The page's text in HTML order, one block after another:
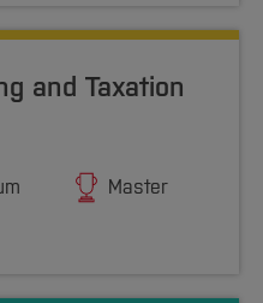
Hochschule
and Taxation
Master